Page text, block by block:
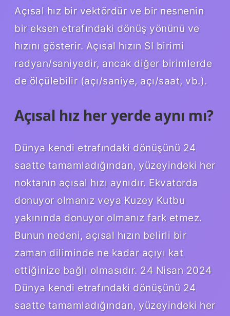
Açısal hız bir vektördür ve bir nesnenin
bir eksen etrafındaki dönüş yönünü ve
hızını gösterir. Açısal hızın SI birimi
radyan/saniyedir, ancak diğer birimlerde
de ölçülebilir (açı/saniye, açı/saat, vb.).
Açısal hız her yerde aynı mı?
Dünya kendi etrafındaki dönüşünü 24
saatte tamamladığından, yüzeyindeki her
noktanın açısal hızı aynıdır. Ekvatorda
donuyor olmanız veya Kuzey Kutbu
yakınında donuyor olmanız fark etmez.
Bunun nedeni, açısal hızın belirli bir
zaman diliminde ne kadar açıyı kat
ettiğinize bağlı olmasıdır. 24 Nisan 2024
Dünya kendi etrafındaki dönüşünü 24
saatte tamamladığından, yüzeyindeki her